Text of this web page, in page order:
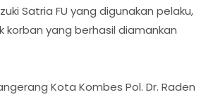
Satria FU yang digunakan pelaku,
korban yang berhasil diamankan
Kota Kombes Pol. Dr. Raden